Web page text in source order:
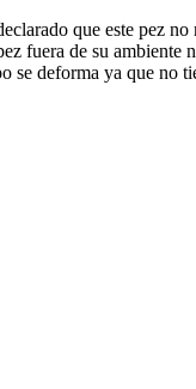
que este pez
fuera de su ambiente
se deforma ya que no